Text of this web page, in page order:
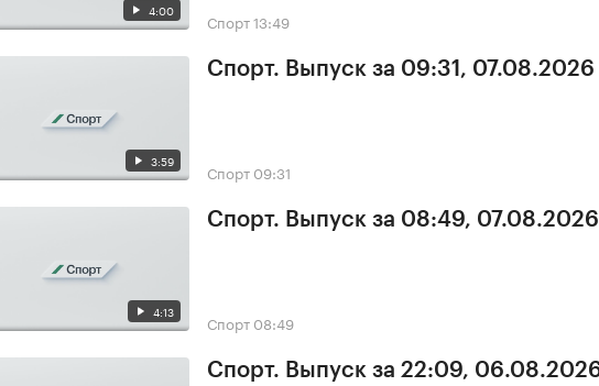
4:00 Спорт13:49
3:59
Спорт. Выпуск за 09:31, 07.08.2026
Спорт 09:31
4:13
Спорт. Выпуск за 08:49, 07.08.2026
Спорт 08:49
Спорт. Выпуск за 22:09,